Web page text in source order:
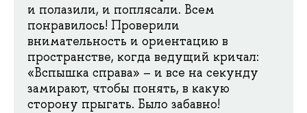
и полазили, и поплясали. Всем
понравилось! Проверили
внимательность и ориентацию в
пространстве, когда ведущий кричал:
«Вспышка справа» – и все на секунду
замирают, чтобы понять, в какую
сторону прыгать. Было забавно!